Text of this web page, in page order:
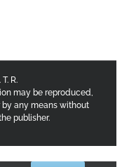
R.
may be reproduced,
any means without
publisher.